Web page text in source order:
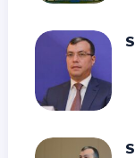
Sahil Babayevin atası